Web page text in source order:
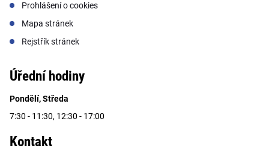
Prohlášení o cookies
Mapa stránek
Rejstřík stránek
Úřední hodiny
Pondělí, Středa
7:30 - 11:30, 12:30 - 17:00
Kontakt